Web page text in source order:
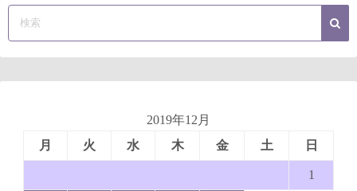
2019年12月
月
火 水 木 金 土 日
1